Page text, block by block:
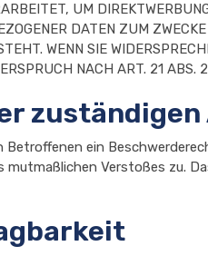
UM
DATEN ZUM
WENN SIE
NACH ART. 21 ABS.
Betroffenen ein
Verstoßes zu.